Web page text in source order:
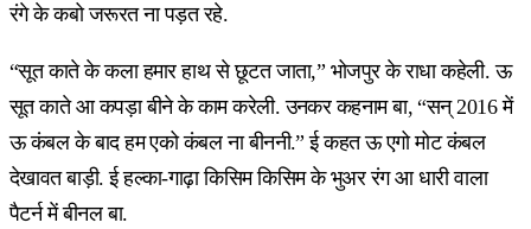
रंगे के कबो जरूरत ना पड़त रहे.
“सूत काते के कला हमार हाथ से छूटत जाता,” भोजपुर के राधा कहेली. ऊ
सूत काते आ कपड़ा बीने के काम करेली. उनकर कहनाम बा, “सन् 2016 में
ऊ कंबल के बाद हम एको कंबल ना बीननी.” ई कहत ऊ एगो मोट कंबल
देखावत बाड़ी. ई हल्का-गाढ़ा किसिम किसिम के भुअर रंग आ धारी वाला
पैटर्न में बीनल बा.